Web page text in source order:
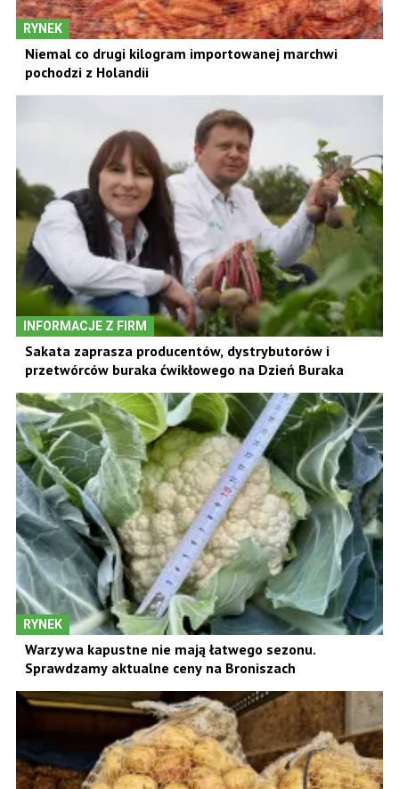
RYNEK
Niemal co drugi kilogram importowanej marchwi
pochodzi z Holandii
INFORMACJE Z FIRM
Sakata zaprasza producentów, dystrybutorów i
przetwórców buraka ćwikłowego na Dzień Buraka
RYNEK
Warzywa kapustne nie mają łatwego sezonu.
Sprawdzamy aktualne ceny na Broniszach